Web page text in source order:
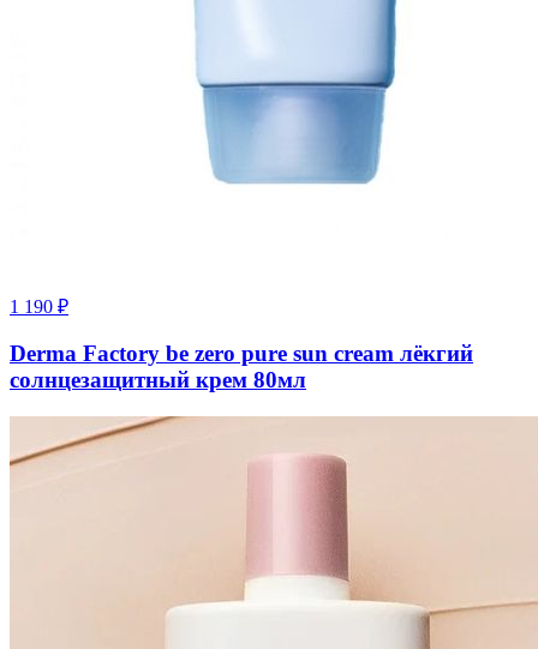
1 190 ₽
Derma Factory be zero pure sun cream лёкгий
солнцезащитный крем 80мл